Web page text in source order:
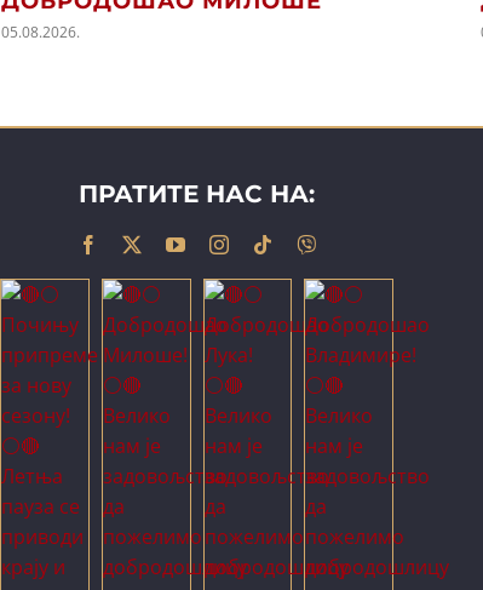
05.08.2026.
ПРАТИТЕ НАС НА: